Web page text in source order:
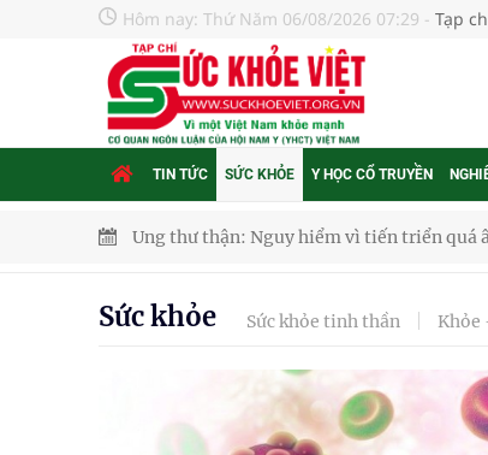
Hôm nay: Thứ Năm 06/08/2026 07:29 - Tạp
TIN TỨC SỨC KHỎE Y HỌC CỔ TRUYỀN
Nhiều chuỗi hoạt động lớn được diễn ra tại
Ngày hoạt động đầu tiên, Bệnh viện Phụ
Dự báo thời tiết ngày 06/8/2026: Bắc Bộ
Sức khỏe Sức khỏe tinh thần Khỏe